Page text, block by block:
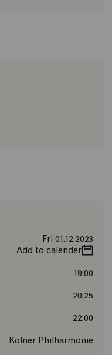
Fri 01.12.2023
Add to calender
19:00
20:25
22:00
Kölner Philharmonie